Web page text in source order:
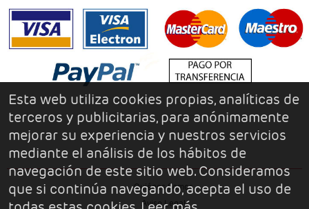
Quiénes Somos
Aviso Legal
Esta web utiliza cookies propias, analíticas de
terceros y publicitarias, para anónimamente
mejorar su experiencia y nuestros servicios
mediante el análisis de los hábitos de
navegación de este sitio web. Consideramos
que si continúa navegando, acepta el uso de